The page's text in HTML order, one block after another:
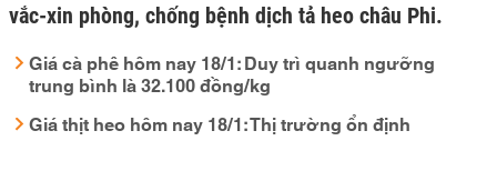
vắc-xin phòng, chống bệnh dịch tả heo châu Phi.
Giá cà phê hôm nay 18/1: Duy trì quanh ngưỡng
trung bình là 32.100 đồng/kg
Giá thịt heo hôm nay 18/1: Thị trường ổn định